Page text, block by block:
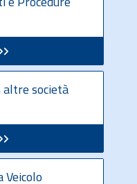
società
Veicolo